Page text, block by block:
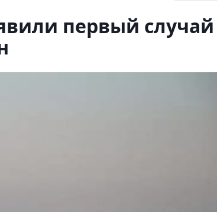
первый случай